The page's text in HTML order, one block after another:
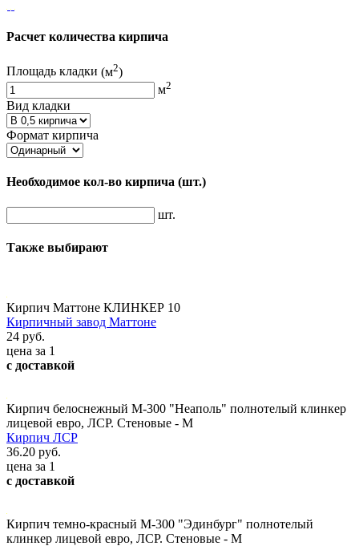
Расчет количества кирпича
Площадь кладки (м2)
м2
Вид кладки
Формат кирпича
Необходимое кол-во кирпича (шт.)
шт.
Также выбирают
Кирпич Маттоне КЛИНКЕР 10
Кирпичный завод Маттоне
24 руб.
цена за 1
с доставкой
Кирпич белоснежный М-300 "Неаполь" полнотелый клинкер
лицевой евро, ЛСР. Стеновые - М
Кирпич ЛСР
36.20 руб.
цена за 1
с доставкой
Кирпич темно-красный М-300 "Эдинбург" полнотелый
клинкер лицевой евро, ЛСР. Стеновые - М